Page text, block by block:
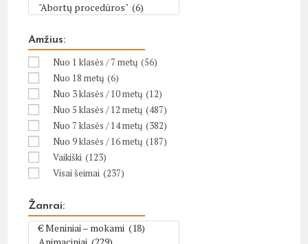
Amžius:
Nuo 1 klasės / 7 metų (56)
Nuo 18 metų (6)
Nuo 3 klasės / 10 metų (12)
Nuo 5 klasės / 12 metų (487)
Nuo 7 klasės / 14 metų (382)
Nuo 9 klasės / 16 metų (187)
Vaikiški (123)
Visai šeimai (237)
Žanrai: